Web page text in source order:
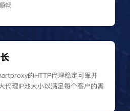
畅
的HTTP代理稳定可靠并
代理IP池大小以满足每个客户的需